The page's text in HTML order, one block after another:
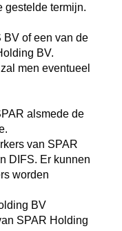
gestelde termijn.
BV of een van de
BV.
men eventueel
alsmede de
van SPAR
DIFS. Er kunnen
worden
BV
SPAR Holding